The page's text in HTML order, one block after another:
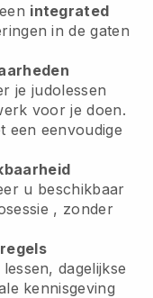
integrated
in de gaten
je judolessen
voor je doen.
een eenvoudige
u beschikbaar
, zonder
dagelijkse
kennisgeving